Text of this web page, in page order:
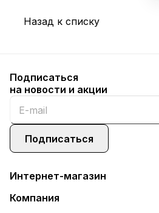
Назад к списку
Подписаться
на новости и акции
Подписаться
Интернет-магазин
Компания